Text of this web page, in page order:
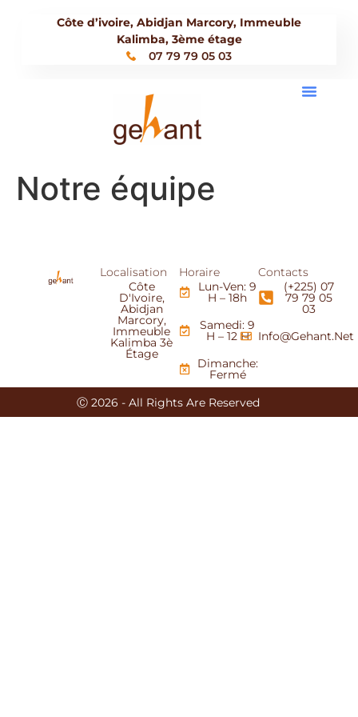
Côte d’ivoire, Abidjan Marcory, Immeuble
Kalimba, 3ème étage
07 79 79 05 03
Notre équipe
Localisation
Côte
D'Ivoire,
Abidjan
Marcory,
Immeuble
Kalimba 3è
Étage
Horaire
Lun-Ven: 9
H – 18h
Samedi: 9
H – 12 H
Dimanche:
Fermé
Contacts
(+225) 07
79 79 05
03
Info@gehant.net
Ⓒ 2026 - All Rights Are Reserved